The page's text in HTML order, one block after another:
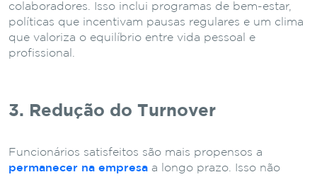
colaboradores. Isso inclui programas de bem-estar,
políticas que incentivam pausas regulares e um clima
que valoriza o equilíbrio entre vida pessoal e
profissional.
3. Redução do Turnover
Funcionários satisfeitos são mais propensos a
permanecer na empresa a longo prazo. Isso não